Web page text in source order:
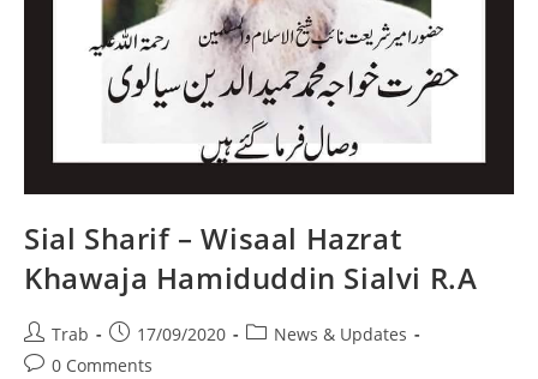
Sial Sharif – Wisaal Hazrat
Khawaja Hamiduddin Sialvi R.A
Post
author:
Trab
Post
published:
17/09/2020
PostNews & Updates
Post0 Comments